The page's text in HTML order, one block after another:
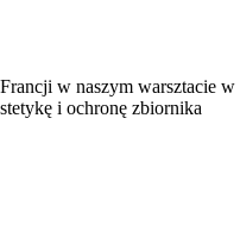
w naszym warsztacie w
i ochronę zbiornika